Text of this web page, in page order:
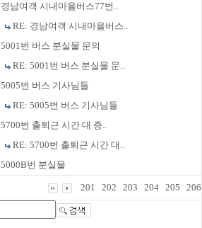
경남여객 시내마을버스77번..
RE: 경남여객 시내마을버스..
5001번 버스 분실물 문의
RE: 5001번 버스 분실물 문..
5005번 버스 기사님들
RE: 5005번 버스 기사님들
5700번 출퇴근 시간 대 증..
RE: 5700번 출퇴근 시간 대..
5000B번 분실물
201 202 203 204 205 206